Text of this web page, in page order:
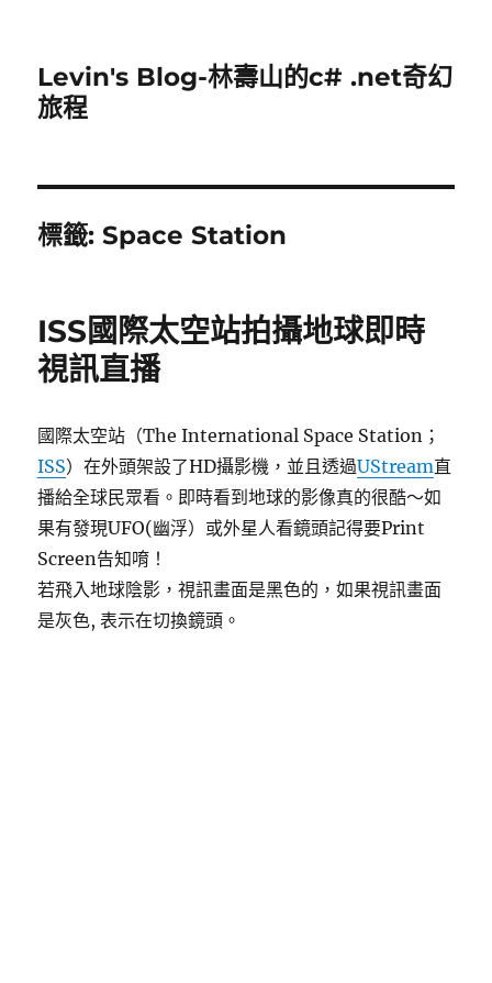
Levin's Blog-林壽山的c# .net奇幻
旅程
標籤:Space Station
ISS國際太空站拍攝地球即時
視訊直播
國際太空站（The International Space Station；
ISS）在外頭架設了HD攝影機，並且透過UStream直
播給全球民眾看。即時看到地球的影像真的很酷～如
果有發現UFO(幽浮）或外星人看鏡頭記得要Print
Screen告知唷！
若飛入地球陰影，視訊畫面是黑色的，如果視訊畫面
是灰色, 表示在切換鏡頭。